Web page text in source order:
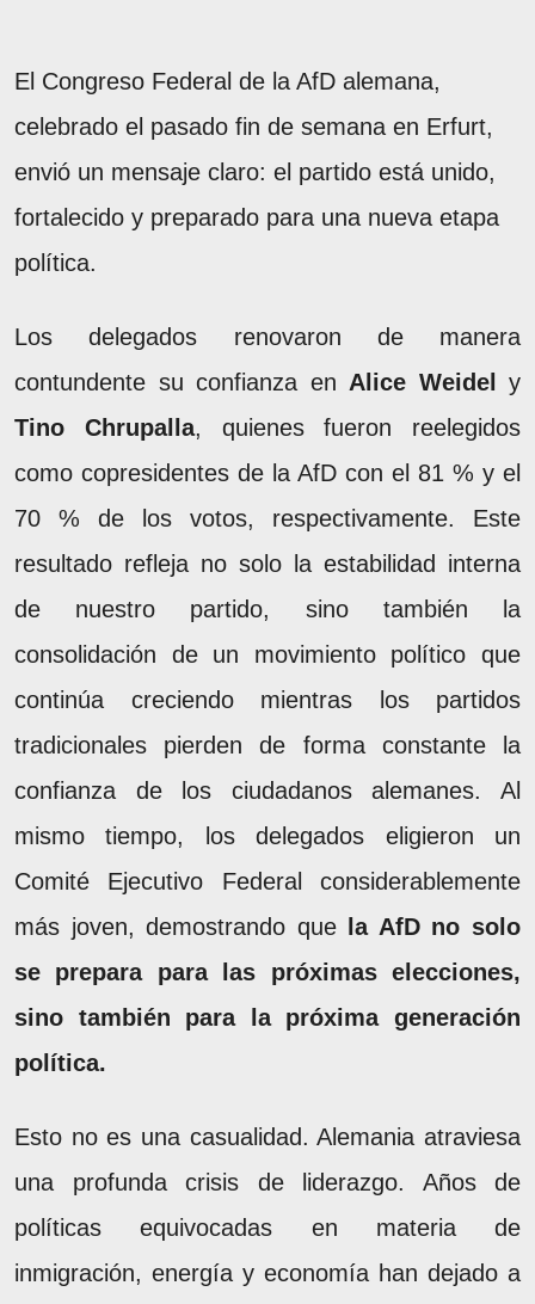
El Congreso Federal de la AfD alemana,
celebrado el pasado fin de semana en Erfurt,
envió un mensaje claro: el partido está unido,
fortalecido y preparado para una nueva etapa
política.
Los delegados renovaron de manera
contundente su confianza en Alice Weidel
y
Tino Chrupalla, quienes fueron reelegidos
como copresidentes de la AfD con el 81 % y el
70 % de los votos, respectivamente. Este
resultado refleja no solo la estabilidad interna
de nuestro partido, sino también la
consolidación de un movimiento político que
continúa creciendo mientras los partidos
tradicionales pierden de forma constante la
confianza de los ciudadanos alemanes. Al
mismo tiempo, los delegados eligieron un
Comité Ejecutivo Federal considerablemente
más joven, demostrando que
la AfD no solo
se prepara para las próximas elecciones,
sino también para la próxima generación
política.
Esto no es una casualidad. Alemania atraviesa
una profunda crisis de liderazgo. Años de
políticas equivocadas en materia de
inmigración, energía y economía han dejado a